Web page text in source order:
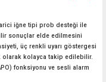
iğne tipi prob desteği ile
sonuçlar elde edilmesini
üç renkli uyarı göstergesi
olarak kolayca takip edilebilir.
fonksiyonu ve sesli alarm